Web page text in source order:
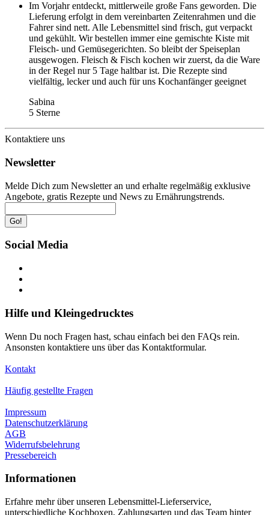
Im Vorjahr entdeckt, mittlerweile große Fans geworden. Die
Lieferung erfolgt in dem vereinbarten Zeitenrahmen und die
Fahrer sind nett. Alle Lebensmittel sind frisch, gut verpackt
und gekühlt. Wir bestellen immer eine gemischte Kiste mit
Fleisch- und Gemüsegerichten. So bleibt der Speiseplan
ausgewogen. Fleisch & Fisch kochen wir zuerst, da die Ware
in der Regel nur 5 Tage haltbar ist. Die Rezepte sind
vielfältig, lecker und auch für uns Kochanfänger geeignet
Sabina
5 Sterne
Kontaktiere uns
Newsletter
Melde Dich zum Newsletter an und erhalte regelmäßig exklusive
Angebote, gratis Rezepte und News zu Ernährungstrends.
Go!
Social Media
Hilfe und Kleingedrucktes
Wenn Du noch Fragen hast, schau einfach bei den FAQs rein.
Ansonsten kontaktiere uns über das Kontaktformular.
Kontakt
Häufig gestellte Fragen
Impressum
Datenschutzerklärung
AGB
Widerrufsbelehrung
Pressebereich
Informationen
Erfahre mehr über unseren Lebensmittel-Lieferservice,
unterschiedliche Kochboxen, Zahlungsarten und das Team hinter